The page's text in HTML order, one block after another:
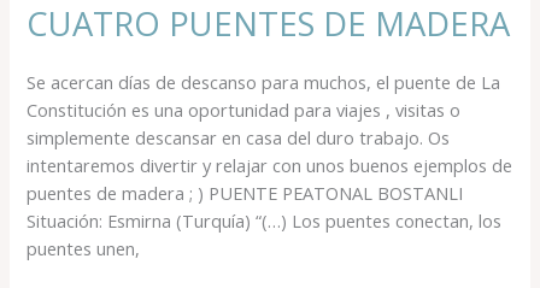
CUATRO PUENTES DE MADERA
Se acercan días de descanso para muchos, el puente de La
Constitución es una oportunidad para viajes , visitas o
simplemente descansar en casa del duro trabajo. Os
intentaremos divertir y relajar con unos buenos ejemplos de
puentes de madera ; ) PUENTE PEATONAL BOSTANLI
Situación: Esmirna (Turquía) “(…) Los puentes conectan, los
puentes unen,